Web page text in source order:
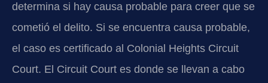
determina si hay causa probable para creer que se
cometió el delito. Si se encuentra causa probable,
el caso es certificado al Colonial Heights Circuit
Court. El Circuit Court es donde se llevan a cabo